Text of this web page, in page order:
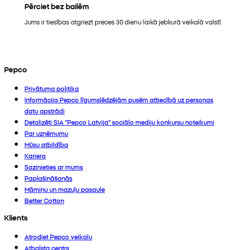
Pērciet bez bailēm
Jums ir tiesības atgriezt preces 30 dienu laikā jebkurā veikalā valstī.
Pepco
Privātuma politika
Informācija Pepco līgumslēdzējām pusēm attiecībā uz personas
datu apstrādi
Detalizēti SIA “Pepco Latvija” sociālo mediju konkursu noteikumi
Par uzņēmumu
Mūsu atbildība
Karjera
Sazinieties ar mums
Paplašināšanās
Māmiņu un mazuļu pasaule
Better Cotton
Klients
Atrodiet Pepco veikalu
Atbalsta centrs